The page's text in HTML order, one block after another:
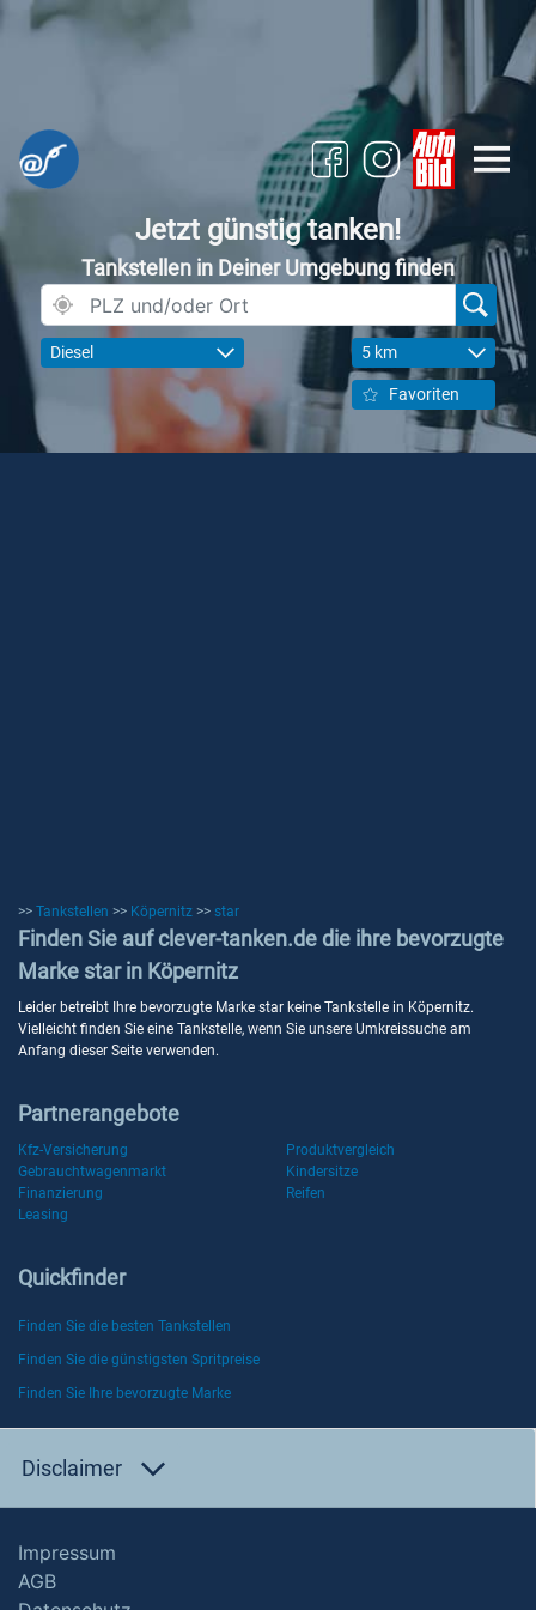
Jetzt günstig tanken!
Tankstellen in Deiner Umgebung finden
Diesel 5 km
Favoriten
>> Tankstellen >> Köpernitz >> star
Finden Sie auf clever-tanken.de die ihre bevorzugte
Marke star in Köpernitz
Leider betreibt Ihre bevorzugte Marke star keine Tankstelle in Köpernitz.
Vielleicht finden Sie eine Tankstelle, wenn Sie unsere Umkreissuche am
Anfang dieser Seite verwenden.
Partnerangebote
Kfz-Versicherung
Produktvergleich
Gebrauchtwagenmarkt
Kindersitze
Finanzierung
Reifen
Leasing
Quickfinder
Finden Sie die besten Tankstellen
Finden Sie die günstigsten Spritpreise
Finden Sie Ihre bevorzugte Marke
Disclaimer
Impressum
AGB